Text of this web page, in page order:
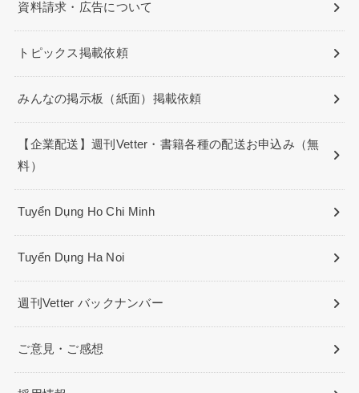
資料請求・広告について
トピックス掲載依頼
みんなの掲示板（紙面）掲載依頼
【企業配送】週刊Vetter・書籍各種の配送お申込み（無
料）
Tuyển Dụng Ho Chi Minh
Tuyển Dụng Ha Noi
週刊Vetter バックナンバー
ご意見・ご感想